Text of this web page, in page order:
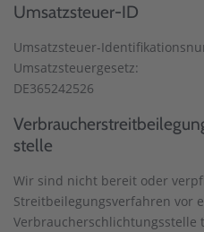
Umsatzsteuer-ID
Umsatzsteuer-
Umsatzsteuergesetz:
DE365242526
stelle
Wir sind nicht bereit oder
Streitbeilegungsverfahren vor
Verbraucherschlichtungsstelle